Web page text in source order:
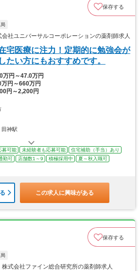
保存する
社ユニバーサルコーポレーションの薬剤師求人
宅医療に注力！定期的に勉強会が
たい方にもおすすめです。
万円～47.0万円
万円～660万円
円～2,200円
田神駅
募可能 未経験者も応募可能
住宅補助（手当）あり
勤可 店舗数1～9 積極採用中
夏～秋入職可
この求人に興味がある
保存する
会社ファイン総合研究所の薬剤師求人